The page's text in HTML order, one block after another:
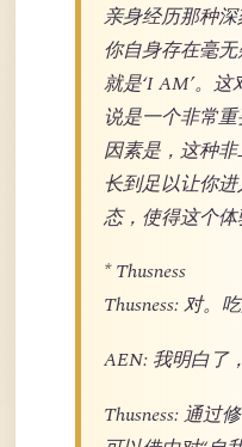
亲身经历那种
你自身存在毫
就是‘I AM’。
说是一个非常
因素是，这种
长到足以让你
态，使得这个体
* Thusness
Thusness: 对。
AEN: 我明白了
Thusness: 通过